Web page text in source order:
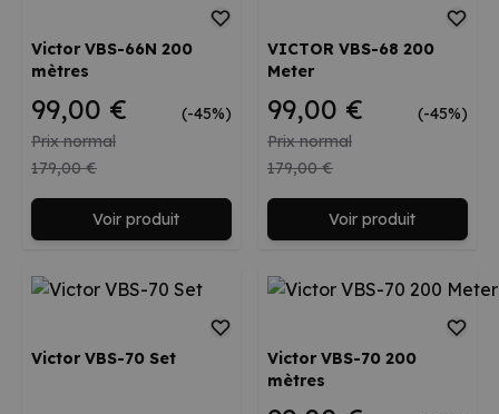
Victor VBS-66N 200
mètres
99,00 €
Prix normal
179,00 €
(-45%)
Voir produit
VICTOR VBS-68 200
Meter
99,00 €
Prix normal
179,00 €
(-45%)
Voir produit
Victor VBS-70 Set
Victor VBS-70 200
mètres